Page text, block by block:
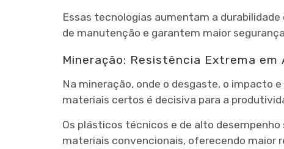
Essas tecnologias aumentam a
de manutenção e garantem maior
Mineração: Resistência Extrema em
Na mineração, onde o desgaste, o impacto
materiais certos é decisiva para a
Os plásticos técnicos e de alto
materiais convencionais, oferecendo maior